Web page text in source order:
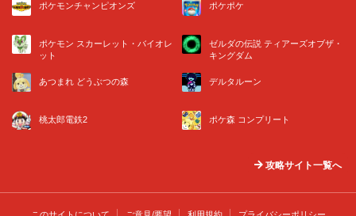
ポケモンチャンピオンズ ポケポケ
ポケモン スカーレット・バイオレ
ット
ゼルダの伝説 ティアーズオブザ・
キングダム
あつまれ どうぶつの森 デルタルーン
桃太郎電鉄2 ポケ森 コンプリート
攻略サイト一覧へ